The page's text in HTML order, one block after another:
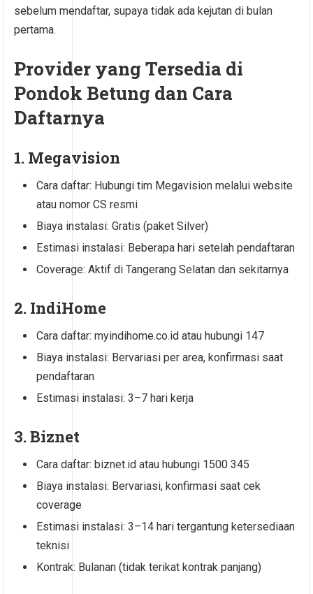
sebelum mendaftar, supaya tidak ada kejutan di bulan
pertama.
Provider yang Tersedia di
Pondok Betung dan Cara
Daftarnya
1. Megavision
Cara daftar: Hubungi tim Megavision melalui website
atau nomor CS resmi
Biaya instalasi: Gratis (paket Silver)
Estimasi instalasi: Beberapa hari setelah pendaftaran
Coverage: Aktif di Tangerang Selatan dan sekitarnya
2. IndiHome
Cara daftar: myindihome.co.id atau hubungi 147
Biaya instalasi: Bervariasi per area, konfirmasi saat
pendaftaran
Estimasi instalasi: 3–7 hari kerja
3. Biznet
Cara daftar: biznet.id atau hubungi 1500 345
Biaya instalasi: Bervariasi, konfirmasi saat cek
coverage
Estimasi instalasi: 3–14 hari tergantung ketersediaan
teknisi
Kontrak: Bulanan (tidak terikat kontrak panjang)